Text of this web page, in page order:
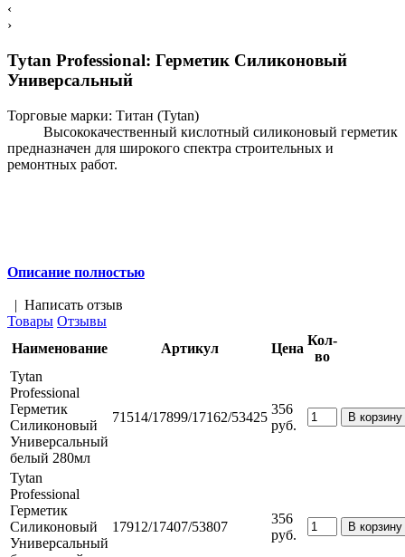
‹
›
Tytan Professional: Герметик Силиконовый
Универсальный
Торговые марки: Титан (Tytan)
Высококачественный кислотный силиконовый герметик
предназначен для широкого спектра строительных и
ремонтных работ.
Описание полностью
| Написать отзыв
Товары Отзывы
Наименование
Артикул Цена
Кол-
во
Tytan
Professional
Герметик
Силиконовый
Универсальный
белый 280мл
71514/17899/17162/53425
356
руб.
Tytan
Professional
Герметик
Силиконовый
Универсальный
17912/17407/53807
356
руб.